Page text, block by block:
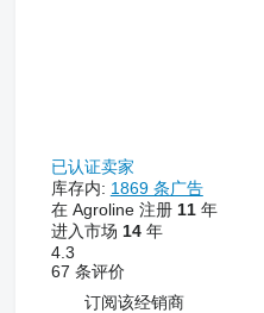
已认证卖家
库存内: 1869 条广告
在 Agroline 注册 11年
进入市场 14年
4.3
67 条评价
订阅该经销商